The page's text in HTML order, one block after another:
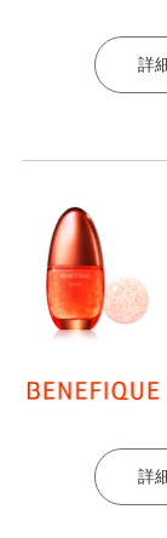
詳
詳